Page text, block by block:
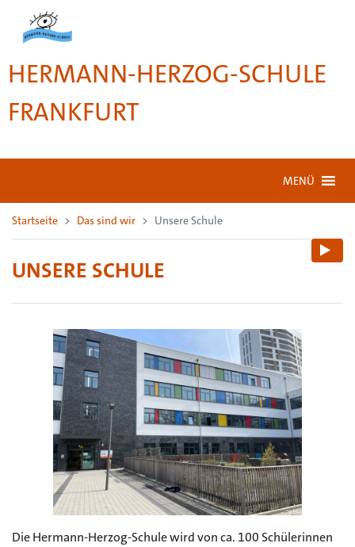
HERMANN-HERZOG-SCHULE
FRANKFURT
MENÜ
Startseite Das sind wir Unsere Schule
UNSERE SCHULE
Die Hermann-Herzog-Schule wird von ca. 100 Schülerinnen